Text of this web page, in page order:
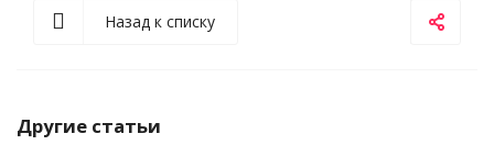
Назад к списку
Другие статьи